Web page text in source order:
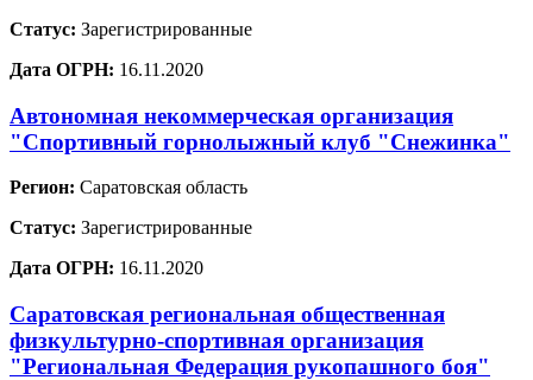
Статус: Зарегистрированные
Дата ОГРН: 16.11.2020
Автономная некоммерческая организация
"Спортивный горнолыжный клуб "Снежинка"
Регион: Саратовская область
Статус: Зарегистрированные
Дата ОГРН: 16.11.2020
Саратовская региональная общественная
физкультурно-спортивная организация
"Региональная Федерация рукопашного боя"